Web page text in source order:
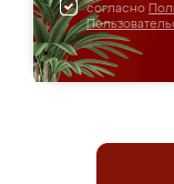
согласно